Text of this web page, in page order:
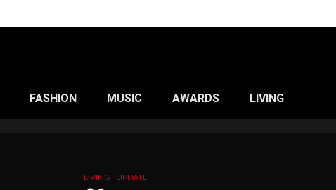
FASHION MUSIC AWARDS LIVING
LIVING UPDATE